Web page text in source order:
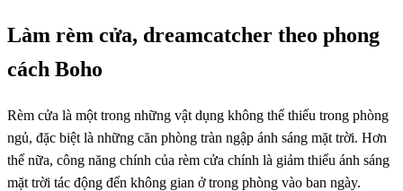
Làm rèm cửa, dreamcatcher theo phong
cách Boho
Rèm cửa là một trong những vật dụng không thể thiếu trong phòng
ngủ, đặc biệt là những căn phòng tràn ngập ánh sáng mặt trời. Hơn
thế nữa, công năng chính của rèm cửa chính là giảm thiểu ánh sáng
mặt trời tác động đến không gian ở trong phòng vào ban ngày.